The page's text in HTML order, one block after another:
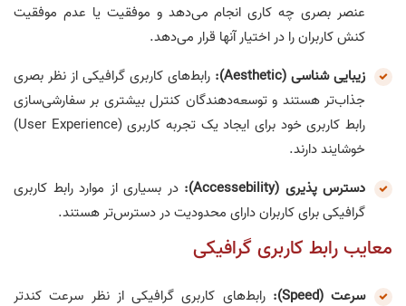
عنصر بصری چه کاری انجام می‌دهد و موفقیت یا عدم موفقیت
کنش کاربران را در اختیار آنها قرار می‌دهد.
زیبایی شناسی (Aesthetic):
رابط‌های کاربری گرافیکی از نظر بصری
جذاب‌تر هستند و توسعه‌دهندگان کنترل بیشتری بر سفارشی‌سازی
رابط کاربری خود برای ایجاد یک تجربه کاربری (User Experience)
خوشایند دارند.
دسترس پذیری (Accessebility):
در بسیاری از موارد رابط کاربری
گرافیکی برای کاربران دارای محدودیت در دسترس‌تر هستند.
معایب رابط کاربری گرافیکی
سرعت (Speed):
رابط‌های کاربری گرافیکی از نظر سرعت کندتر